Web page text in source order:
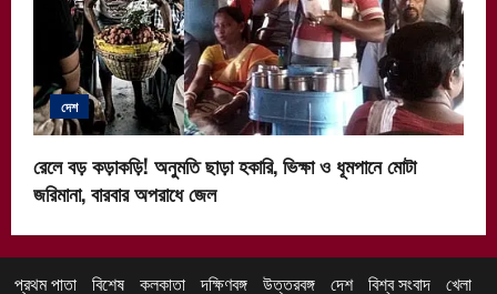
দেশ
রেলে বড় কড়াকড়ি! অনুমতি ছাড়া হকারি, ভিক্ষা ও ধূমপানে মোটা
জরিমানা, বারবার অপরাধে জেল
প্রথম পাতা বিশেষ কলকাতা দক্ষিণবঙ্গ উত্তরবঙ্গ দেশ বিশ্ব সংবাদ খেলা